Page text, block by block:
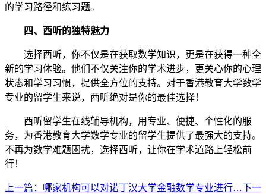
的学习路径和练习题。
四、西听的独特魅力
选择西听，你不仅是在获取数学知识，更是在获得一种全
新的学习体验。他们不仅关注你的学术进步，更关心你的心理
状态和学习习惯，提供全方位的支持。对于香港教育大学数学
专业的留学生来说，西听绝对是你的最佳选择！
西听留学生在线辅导机构，用专业、便捷、个性化的服
务，为香港教育大学数学专业的留学生提供了最强大的支持。
不再为数学难题困扰，选择西听，让你在学术道路上轻松前
行！
上一篇 ：哪家机构可以对诺丁汉大学金融数学专业进行…下一